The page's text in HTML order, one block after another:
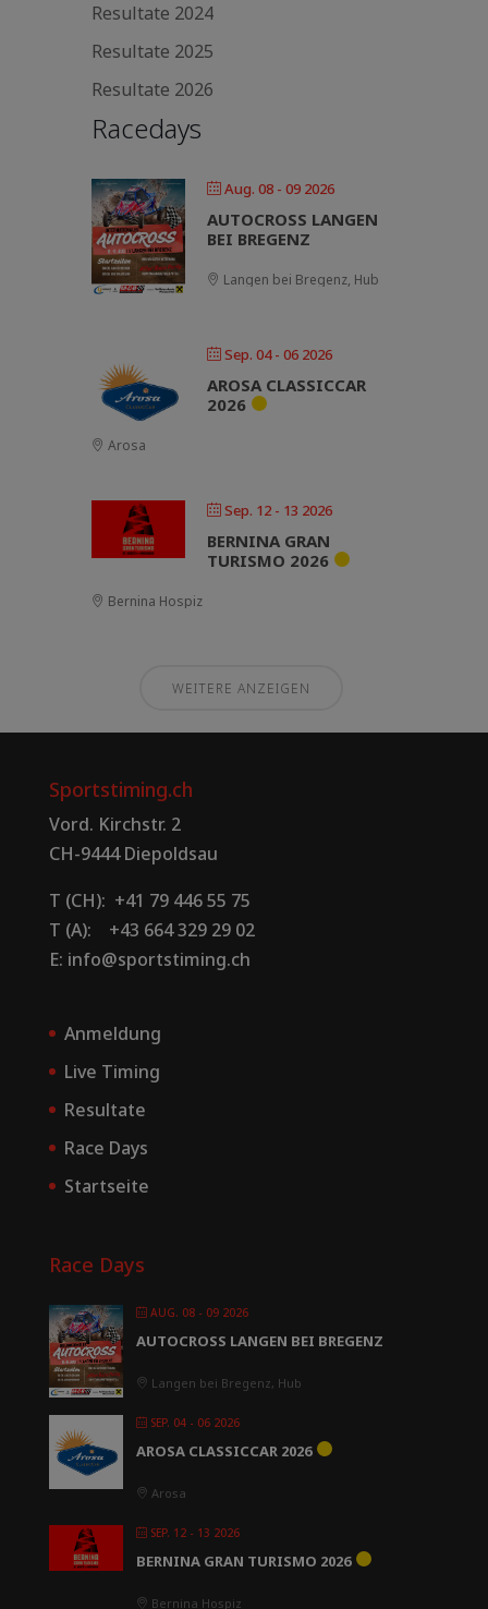
Resultate 2024
Resultate 2025
Resultate 2026
Racedays
Aug. 08 - 09 2026
AUTOCROSS LANGEN
BEI BREGENZ
Langen bei Bregenz, Hub
Sep. 04 - 06 2026
AROSA CLASSICCAR
2026
Arosa
Sep. 12 - 13 2026
BERNINA GRAN
TURISMO 2026
Bernina Hospiz
WEITERE ANZEIGEN
Sportstiming.ch
Vord. Kirchstr. 2
CH-9444 Diepoldsau
T (CH): +41 79 446 55 75
T (A): +43 664 329 29 02
E: info@sportstiming.ch
Anmeldung
Live Timing
Resultate
Race Days
Startseite
Race Days
AUG. 08 - 09 2026
AUTOCROSS LANGEN BEI BREGENZ
Langen bei Bregenz, Hub
SEP. 04 - 06 2026
AROSA CLASSICCAR 2026
Arosa
SEP. 12 - 13 2026
BERNINA GRAN TURISMO 2026
Bernina Hospiz